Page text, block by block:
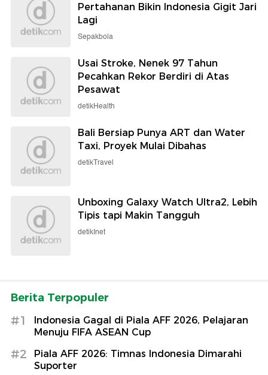
Pertahanan Bikin Indonesia Gigit Jari
Lagi
Sepakbola
Usai Stroke, Nenek 97 Tahun
Pecahkan Rekor Berdiri di Atas
Pesawat
detikHealth
Bali Bersiap Punya ART dan Water
Taxi, Proyek Mulai Dibahas
detikTravel
Unboxing Galaxy Watch Ultra2, Lebih
Tipis tapi Makin Tangguh
detikInet
Berita Terpopuler
#1
Indonesia Gagal di Piala AFF 2026, Pelajaran
Menuju FIFA ASEAN Cup
#2
Piala AFF 2026: Timnas Indonesia Dimarahi
Suporter